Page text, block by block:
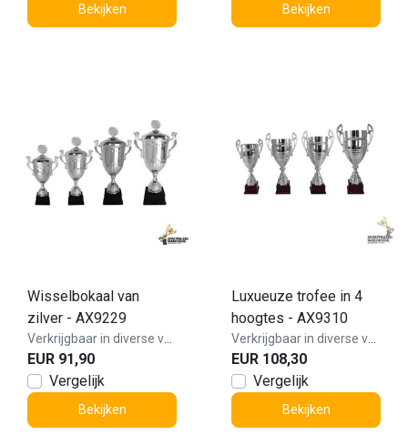
Bekijken Bekijken
Wisselbokaal van
zilver - AX9229
EUR 91,90
Vergelijk
Bekijken
Luxueuze trofee in 4
hoogtes - AX9310
EUR 108,30
Vergelijk
Bekijken